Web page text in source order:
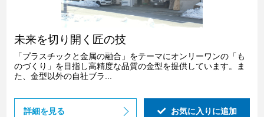
未来を切り開く匠の技
「プラスチックと金属の融合」をテーマにオンリーワンの「も
のづくり」を目指し高精度な品質の金型を提供しています。ま
た、金型以外の自社ブラ...
詳細を見る お気に入りに追加